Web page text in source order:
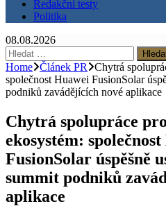
Redakční testy
Politika
08.08.2026
Vyhledávání
Home Článek PR
Chytrá
společnost Huawei FusionSolar
podniků zavádějících nové aplikace
Chytrá spolupráce
ekosystém:
FusionSolar úspěšně
summit podniků
aplikace